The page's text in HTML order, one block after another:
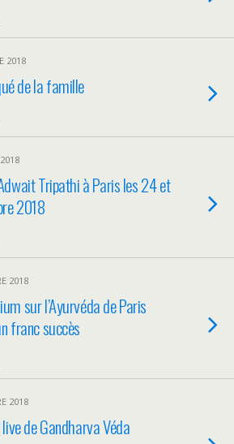
2018
de la famille
Tripathi à Paris les 24 et
2018
2018
sur l’Ayurvéda de Paris
franc succès
2018
de Gandharva Véda